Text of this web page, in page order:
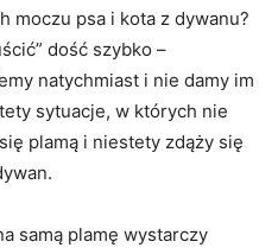
moczu psa i kota z dywanu?
dość szybko –
natychmiast i nie damy im
sytuacje, w których nie
plamą i niestety zdąży się
samą plamę wystarczy